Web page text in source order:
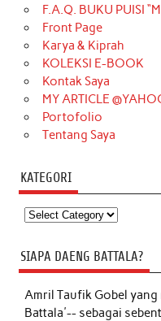
F.A.Q. BUKU PUISI
Front Page
Karya & Kiprah
KOLEKSI E-BOOK
Kontak Saya
MY ARTICLE
Portofolio
Tentang Saya
KATEGORI
Kategori
SIAPA DAENG BATTALA?
Amril Taufik Gobelyang
Battala'-- sebagai